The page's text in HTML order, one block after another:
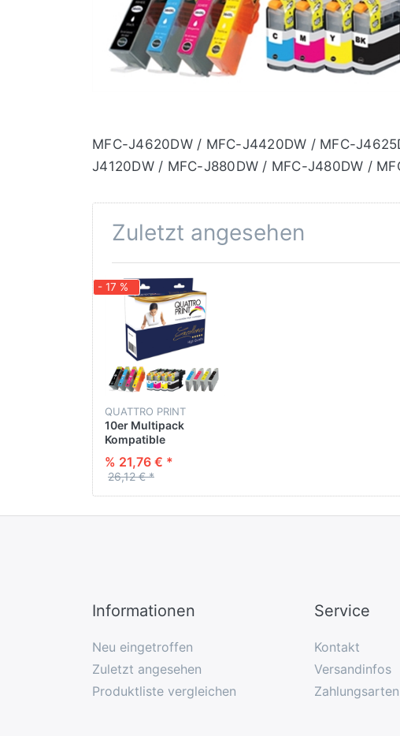
MFC-J4620DW / MFC-J4420DW / MFC-
J4120DW / MFC-J880DW / MFC-J480DW /
Zuletzt angesehen
- 17 %
QUATTRO PRINT
10er Multipack
Kompatible
BROTHER LC-223
(version 3) BK : 4* 20
ML - CL : 6* 10 ML
% 21,76 € *
26,12 € *
Informationen
Neu eingetroffen
Zuletzt angesehen
Produktliste vergleichen
Service
Kontakt
Versandinfos
Zahlungsarten